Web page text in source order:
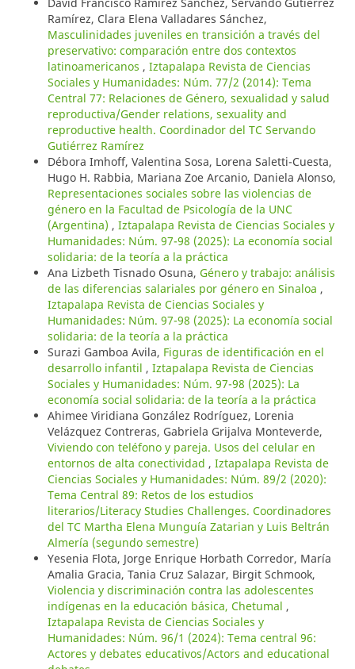
Ramírez, Clara Elena Valladares Sánchez,
Masculinidades juveniles en transición a través del
preservativo: comparación entre dos contextos
latinoamericanos , Iztapalapa Revista de Ciencias
Sociales y Humanidades: Núm. 77/2 (2014): Tema
Central 77: Relaciones de Género, sexualidad y salud
reproductiva/Gender relations, sexuality and
reproductive health. Coordinador del TC Servando
Gutiérrez Ramírez
Débora Imhoff, Valentina Sosa, Lorena Saletti-Cuesta,
Hugo H. Rabbia, Mariana Zoe Arcanio, Daniela Alonso,
Representaciones sociales sobre las violencias de
género en la Facultad de Psicología de la UNC
(Argentina) , Iztapalapa Revista de Ciencias Sociales y
Humanidades: Núm. 97-98 (2025): La economía social
solidaria: de la teoría a la práctica
Ana Lizbeth Tisnado Osuna, Género y trabajo: análisis
de las diferencias salariales por género en Sinaloa ,
Iztapalapa Revista de Ciencias Sociales y
Humanidades: Núm. 97-98 (2025): La economía social
solidaria: de la teoría a la práctica
Surazi Gamboa Avila, Figuras de identificación en el
desarrollo infantil , Iztapalapa Revista de Ciencias
Sociales y Humanidades: Núm. 97-98 (2025): La
economía social solidaria: de la teoría a la práctica
Ahimee Viridiana González Rodríguez, Lorenia
Velázquez Contreras, Gabriela Grijalva Monteverde,
Viviendo con teléfono y pareja. Usos del celular en
entornos de alta conectividad , Iztapalapa Revista de
Ciencias Sociales y Humanidades: Núm. 89/2 (2020):
Tema Central 89: Retos de los estudios
literarios/Literacy Studies Challenges. Coordinadores
del TC Martha Elena Munguía Zatarian y Luis Beltrán
Almería (segundo semestre)
Yesenia Flota, Jorge Enrique Horbath Corredor, María
Amalia Gracia, Tania Cruz Salazar, Birgit Schmook,
Violencia y discriminación contra las adolescentes
indígenas en la educación básica, Chetumal ,
Iztapalapa Revista de Ciencias Sociales y
Humanidades: Núm. 96/1 (2024): Tema central 96:
Actores y debates educativos/Actors and educational